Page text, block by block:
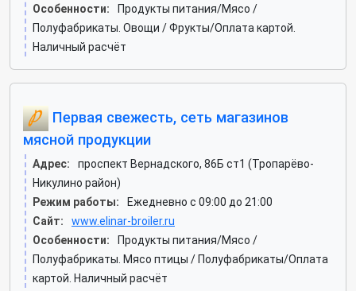
Особенности:
Продукты питания/Мясо /
Полуфабрикаты. Овощи / Фрукты/Оплата картой.
Наличный расчёт
Первая свежесть, сеть магазинов
мясной продукции
Адрес:
проспект Вернадского, 86Б ст1 (Тропарёво-
Никулино район)
Режим работы:
Ежедневно с 09:00 до 21:00
Сайт:
www.elinar-broiler.ru
Особенности:
Продукты питания/Мясо /
Полуфабрикаты. Мясо птицы / Полуфабрикаты/Оплата
картой. Наличный расчёт